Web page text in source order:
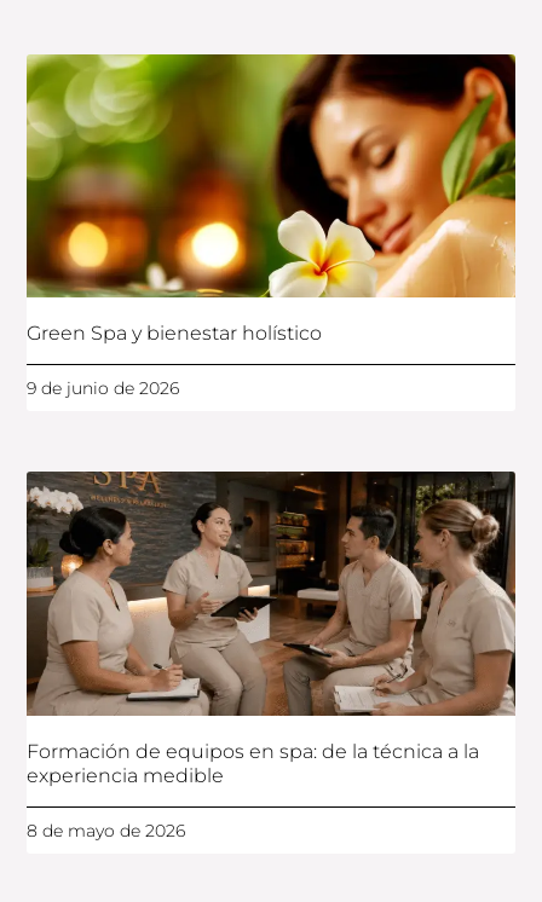
Green Spa y bienestar holístico
9 de junio de 2026
Formación de equipos en spa: de la técnica a la
experiencia medible
8 de mayo de 2026